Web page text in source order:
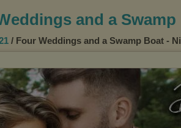
and a
/ Four Weddings and a Swamp Boat -